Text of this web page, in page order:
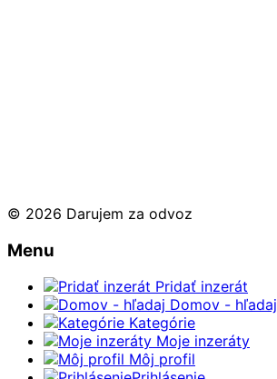
© 2026 Darujem za odvoz
Menu
Pridať inzerát
Domov - hľadaj
Kategórie
Moje inzeráty
Môj profil